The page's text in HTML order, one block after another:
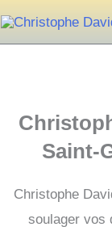
Aller
Saint-
Christophe
soulager vos